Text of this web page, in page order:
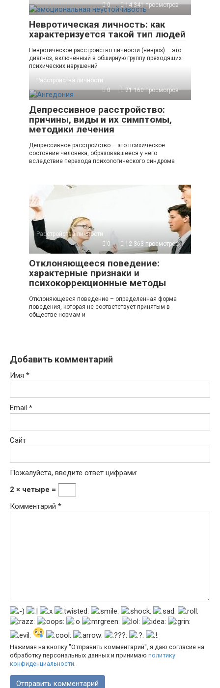
0
14 341 просмотров
Невротическая личность: как
характеризуется такой тип людей
Невротическое расстройство личности (невроз) – это
диагноз, включенный в обширную группу преходящих
психических нарушений
Расстройства личности
0
21 160 просмотров
Депрессивное расстройство:
причины, виды и их симптомы,
методики лечения
Депрессивное расстройство – это психическое
состояние человека, образовавшееся у него
вследствие перехода психологического синдрома
Расстройства личности
0
12 363 просмотров
Отклоняющееся поведение:
характерные признаки и
психокоррекционные методы
Отклоняющееся поведение – определенная форма
поведения, которая не соответствует принятым в
обществе нормам и
Добавить комментарий
Имя *
Email *
Сайт
Пожалуйста, введите ответ цифрами:
2 × четыре =
Комментарий *
Нажимая на кнопку "Отправить комментарий", я даю согласие на
обработку персональных данных и принимаю политику
конфиденциальности.